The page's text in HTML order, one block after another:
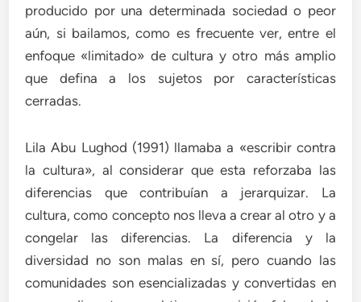
producido por una determinada sociedad o peor
aún, si bailamos, como es frecuente ver, entre el
enfoque «limitado» de cultura y otro más amplio
que defina a los sujetos por características
cerradas.
Lila Abu Lughod (1991) llamaba a «escribir contra
la cultura», al considerar que esta reforzaba las
diferencias que contribuían a jerarquizar. La
cultura, como concepto nos lleva a crear al otro y a
congelar las diferencias. La diferencia y la
diversidad no son malas en sí, pero cuando las
comunidades son esencializadas y convertidas en